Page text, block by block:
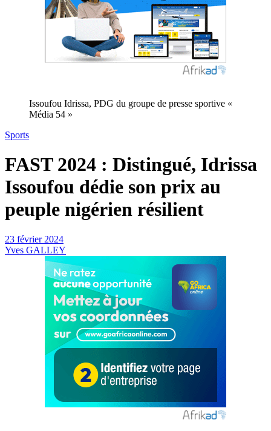
Issoufou Idrissa, PDG du groupe de presse sportive «
Média 54 »
Sports
FAST 2024 : Distingué, Idrissa
Issoufou dédie son prix au
peuple nigérien résilient
23 février 2024
Yves GALLEY